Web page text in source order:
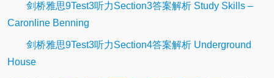
剑桥雅思9Test3听力Section3答案解析 Study Skills –
Caronline Benning
剑桥雅思9Test3听力Section4答案解析 Underground
House